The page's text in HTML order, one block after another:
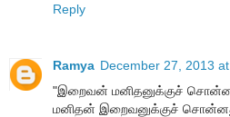
Reply
Ramya December 27, 2013
"இறைவன் மனிதனுக்குச்
மனிதன் இறைவனுக்குச்